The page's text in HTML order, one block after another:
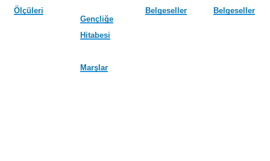
Ölçüleri
Gençliğe
Hitabesi
Marşlar
Belgeseller Belgeseller